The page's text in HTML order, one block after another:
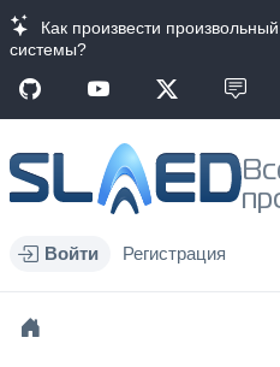
Как произвести
системы?
Войти Регистрация